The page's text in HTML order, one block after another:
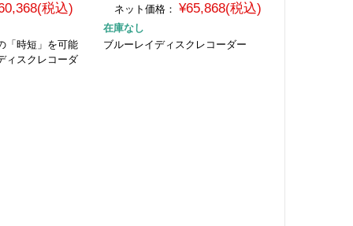
税込)
「時短」を可能
ィスクレコーダ
ネット価格： ¥65,868(税込)
在庫なし
ブルーレイディスクレコーダー